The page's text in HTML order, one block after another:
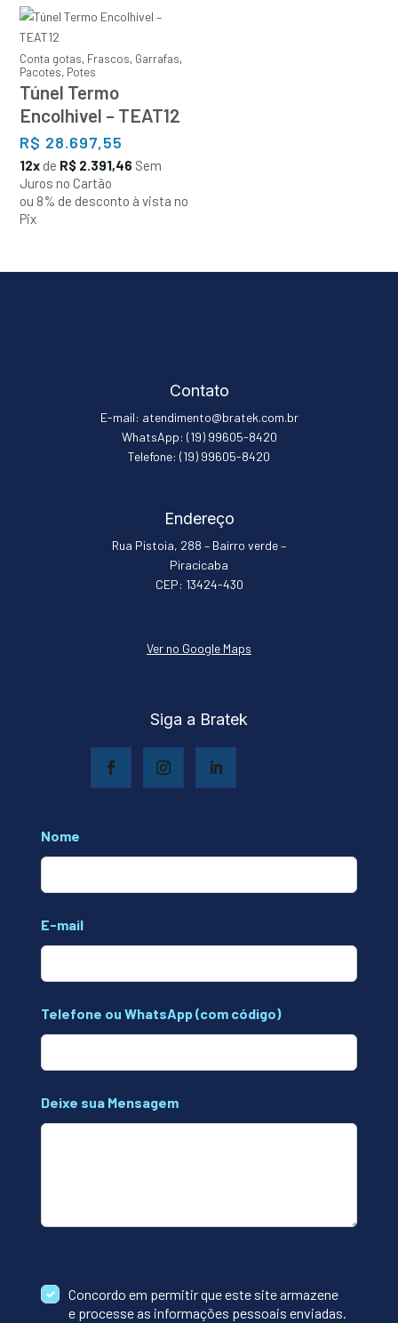
Conta gotas, Frascos, Garrafas,
Pacotes, Potes
Túnel Termo
Encolhivel – TEAT12
R$ 28.697,55
12x de R$ 2.391,46 Sem
Juros no Cartão
ou 8% de desconto à vista no
Pix
Contato
E-mail: atendimento@bratek.com.br
WhatsApp: (19) 99605-8420
Telefone: (19) 99605-8420
Endereço
Rua Pistoia, 288 – Bairro verde –
Piracicaba
CEP: 13424-430
Ver no Google Maps
Siga a Bratek
Leave
blank
Nome
E-mail
Telefone ou WhatsApp (com código)
Deixe sua Mensagem
Concordo em permitir que este site armazene
e processe as informações pessoais enviadas.